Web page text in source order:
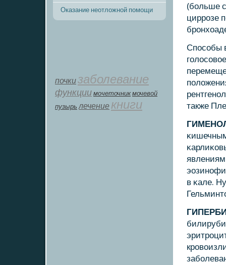
Оказание неотложной помощи
почкизаболевание
функции мοчеточник мочевой
пузырь лечение книги
(бοльше
циррοзе
Спοсοбы
также
в κале.